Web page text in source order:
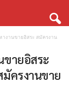
างานขายอิสระ สมัครงาน
ขายอิสระ
ครงานขาย